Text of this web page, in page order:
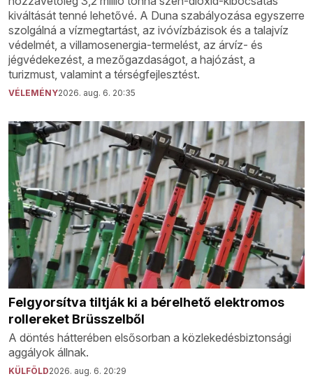
kiváltását tenné lehetővé. A Duna szabályozása egyszerre
szolgálná a vízmegtartást, az ivóvízbázisok és a talajvíz
védelmét, a villamosenergia-termelést, az árvíz- és
jégvédekezést, a mezőgazdaságot, a hajózást, a
turizmust, valamint a térségfejlesztést.
VÉLEMÉNY2026. aug. 6. 20:35
Felgyorsítva tiltják ki a bérelhető elektromos
rollereket Brüsszelből
A döntés hátterében elsősorban a közlekedésbiztonsági
aggályok állnak.
KÜLFÖLD2026. aug. 6. 20:29